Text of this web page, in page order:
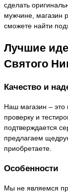
сделать
мужчине, магазин
сможете найти
Лучшие
Святого
Качество и
Наш магазин – это
проверку и
подтверждается
предлагаем
приобретаете.
Особенности
Мы не являемся